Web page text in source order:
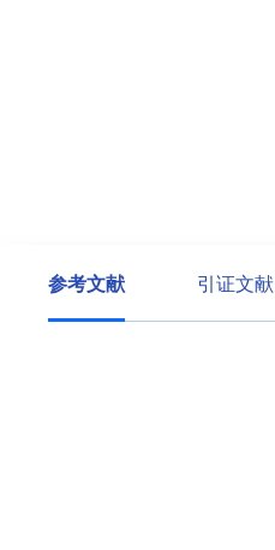
参考文献 引证文献